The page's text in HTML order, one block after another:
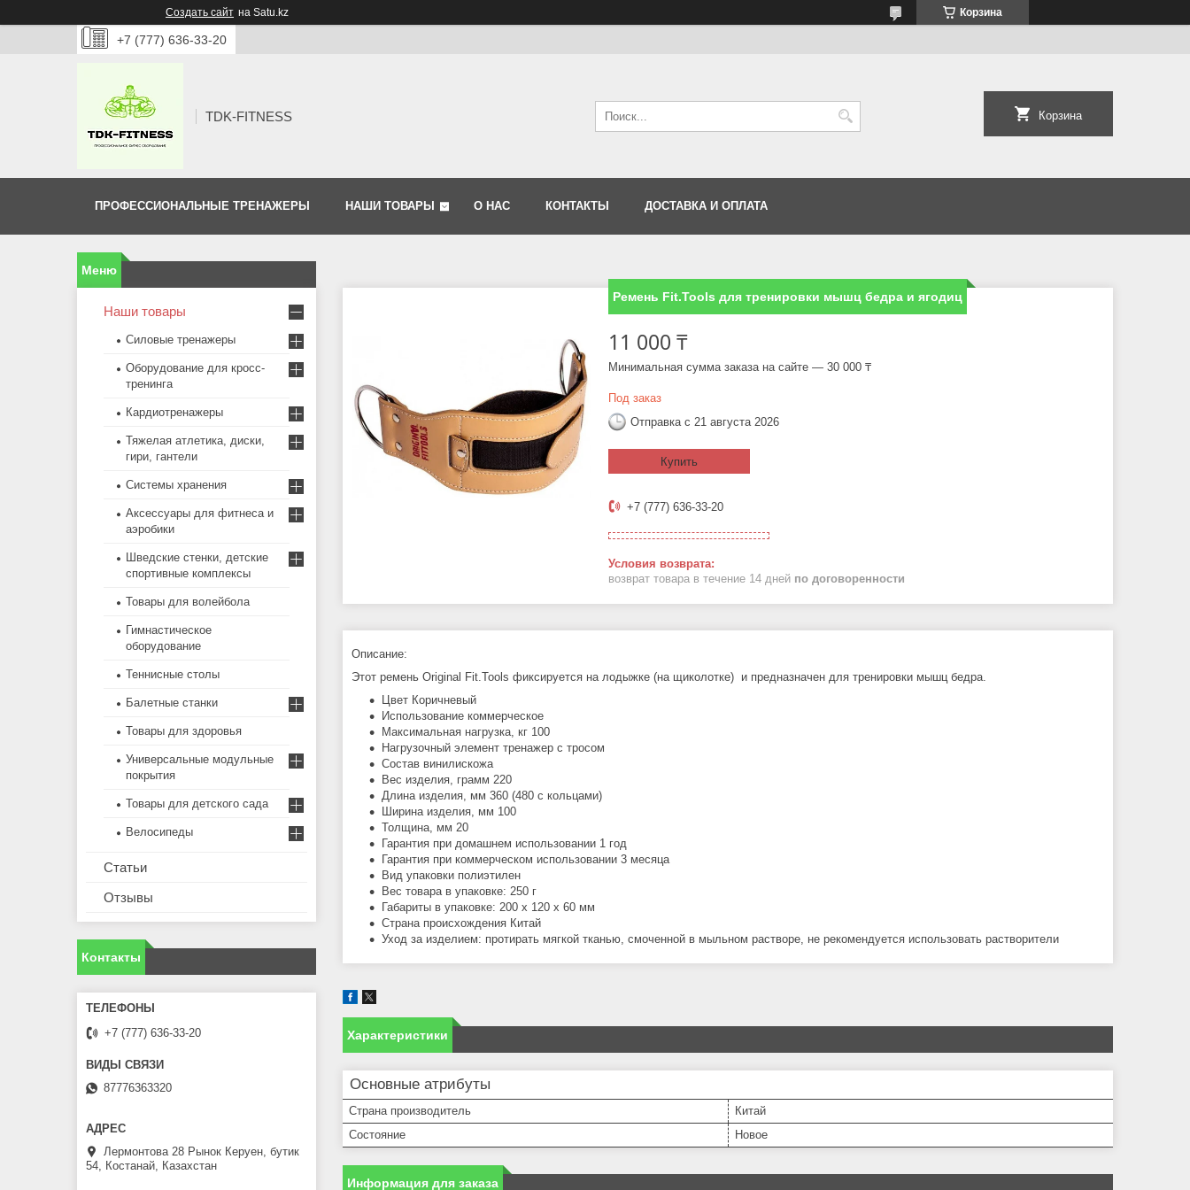
Создать сайт на Satu.kz Корзина
+7 (777) 636-33-20
TDK-FITNESS Корзина
ПРОФЕССИОНАЛЬНЫЕ ТРЕНАЖЕРЫ НАШИ ТОВАРЫ О НАС КОНТАКТЫ ДОСТАВКА И ОПЛАТА
Ремень Fit.Tools для тренировки мышц бедра и ягодиц
11 000 ₸
Минимальная сумма заказа на сайте — 30 000 ₸
Под заказ
Отправка с 21 августа 2026
Купить
+7 (777) 636-33-20
возврат товара в течение 14 дней по договоренности
Описание:
Этот ремень Original Fit.Tools фиксируется на лодыжке (на щиколотке) и предназначен для тренировки мышц бедра.
Цвет Коричневый
Использование коммерческое
Максимальная нагрузка, кг 100
Нагрузочный элемент тренажер с тросом
Состав винилискожа
Вес изделия, грамм 220
Длина изделия, мм 360 (480 с кольцами)
Ширина изделия, мм 100
Толщина, мм 20
Гарантия при домашнем использовании 1 год
Гарантия при коммерческом использовании 3 месяца
Вид упаковки полиэтилен
Вес товара в упаковке: 250 г
Габариты в упаковке: 200 x 120 x 60 мм
Страна происхождения Китай
Уход за изделием: протирать мягкой тканью, смоченной в мыльном растворе, не рекомендуется использовать растворители
Характеристики
Основные атрибуты
Страна производитель
Китай
Состояние
Новое
Информация для заказа
Наши товары
Силовые тренажеры
Оборудование для кросс-
тренинга
Кардиотренажеры
Тяжелая атлетика, диски,
гири, гантели
Системы хранения
Аксессуары для фитнеса и
аэробики
Шведские стенки, детские
спортивные комплексы
Товары для волейбола
Гимнастическое
оборудование
Теннисные столы
Балетные станки
Товары для здоровья
Универсальные модульные
покрытия
Товары для детского сада
Велосипеды
Статьи
Отзывы
Контакты
+7 (777) 636-33-20
87776363320
Лермонтова 28 Рынок Керуен, бутик
54, Костанай, Казахстан